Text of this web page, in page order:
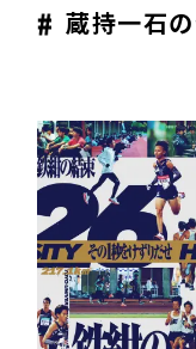
# 蔵持一石